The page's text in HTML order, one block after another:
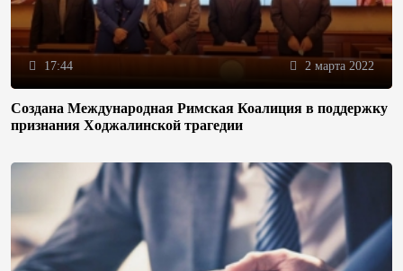
17:44 2 марта 2022
Создана Международная Римская Коалиция в поддержку
признания Ходжалинской трагедии